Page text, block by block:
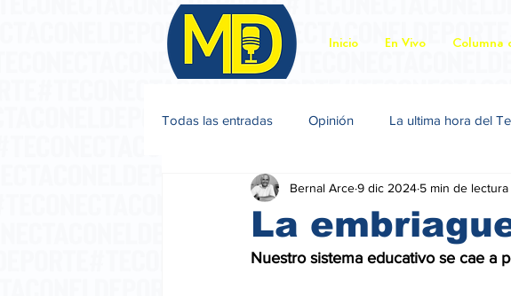
Inicio En Vivo Columna
Todas las entradas Opinión La ultima hora del
Jacques Sagot
La
Bernal Arce9 dic 2024 5 min de lectura
Nuestro sistema educativo se cae a